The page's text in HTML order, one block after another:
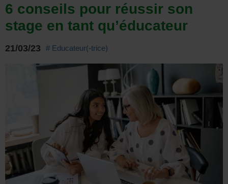
6 conseils pour réussir son
stage en tant qu’éducateur
21/03/23 # Educateur(-trice)